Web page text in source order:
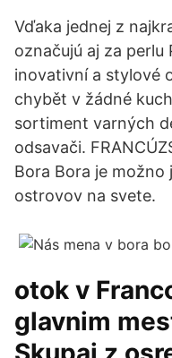
Vďaka jednej z
označujú aj za perlu
inovativní a stylové
chybět v žádné
sortiment varných
odsavači.
Bora Bora je možno
ostrovov na svete.
otok v
glavnim